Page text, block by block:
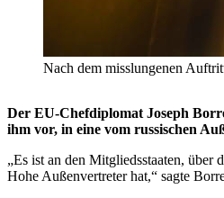
Nach dem misslungenen
Der EU-Chefdiplomat Joseph
ihm vor, in eine vom russischen
„Es ist an den Mitgliedsstaaten, über
Hohe Außenvertreter hat,“ sagte